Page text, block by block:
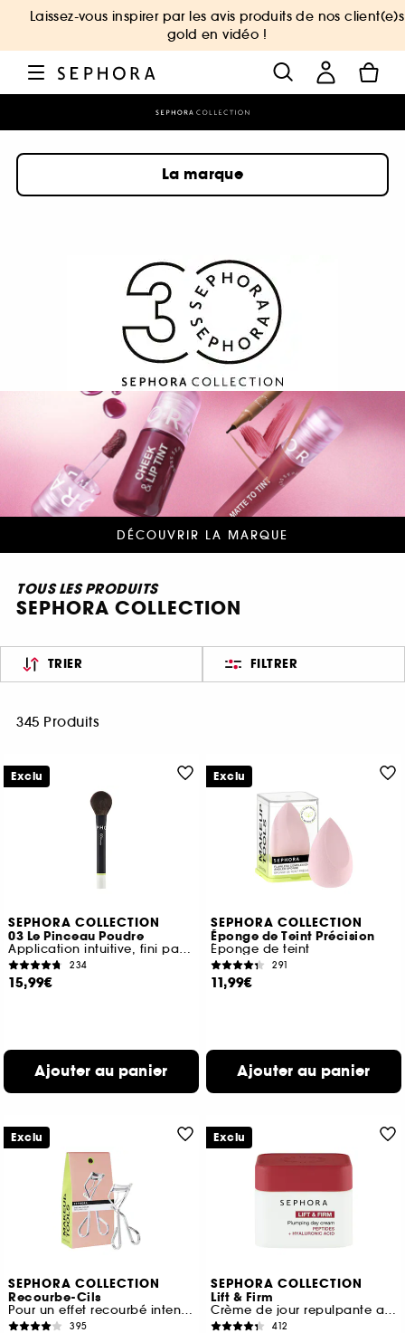
Laissez-vous inspirer par les avis produits de nos client(e)s
gold en vidéo !
La marque
DÉCOUVRIR LA MARQUE
TOUS LES PRODUITS
SEPHORA COLLECTION
TRIER FILTRER
345 Produits
SEPHORA COLLECTION
03 Le Pinceau Poudre
Application intuitive, fini parfait
234
15,99€
Ajouter au panier
Exclu
SEPHORA COLLECTION
Éponge de Teint Précision
Éponge de teint
291
11,99€
Ajouter au panier
Exclu
SEPHORA COLLECTION
Recourbe-Cils
Pour un effet recourbé intense
395
Exclu
SEPHORA COLLECTION
Lift & Firm
Crème de jour repulpante aux peptides et à l'acide hyaluronique
412
Exclu